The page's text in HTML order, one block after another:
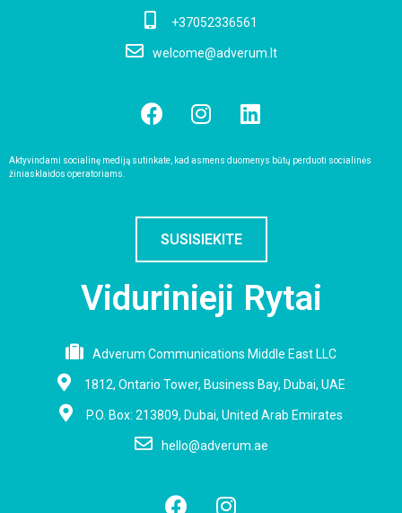
+37052336561
welcome@adverum.lt
Aktyvindami socialinę mediją sutinkate, kad asmens duomenys būtų perduoti socialinės
žiniasklaidos operatoriams.
SUSISIEKITE
Vidurinieji Rytai
Adverum Communications Middle East LLC
1812, Ontario Tower, Business Bay, Dubai, UAE
P.O. Box: 213809, Dubai, United Arab Emirates
hello@adverum.ae